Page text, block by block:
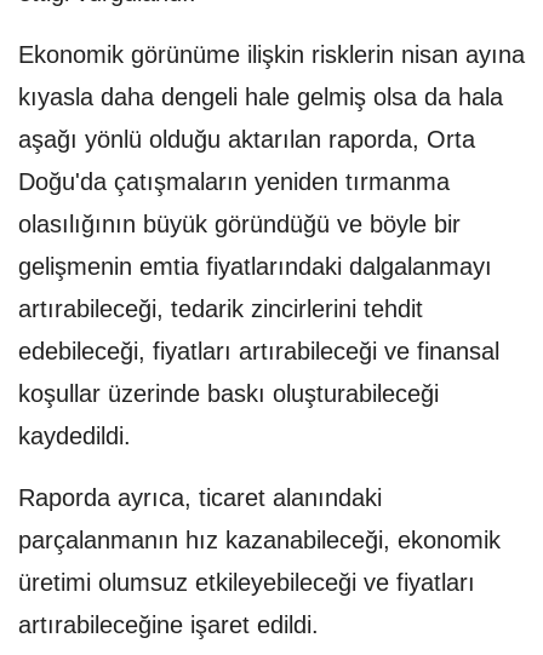
Ekonomik görünüme ilişkin risklerin nisan ayına
kıyasla daha dengeli hale gelmiş olsa da hala
aşağı yönlü olduğu aktarılan raporda, Orta
Doğu'da çatışmaların yeniden tırmanma
olasılığının büyük göründüğü ve böyle bir
gelişmenin emtia fiyatlarındaki dalgalanmayı
artırabileceği, tedarik zincirlerini tehdit
edebileceği, fiyatları artırabileceği ve finansal
koşullar üzerinde baskı oluşturabileceği
kaydedildi.
Raporda ayrıca, ticaret alanındaki
parçalanmanın hız kazanabileceği, ekonomik
üretimi olumsuz etkileyebileceği ve fiyatları
artırabileceğine işaret edildi.